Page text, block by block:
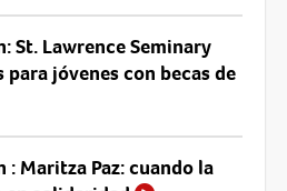
St. Lawrence Seminary
jóvenes con becas de
: Maritza Paz: cuando la